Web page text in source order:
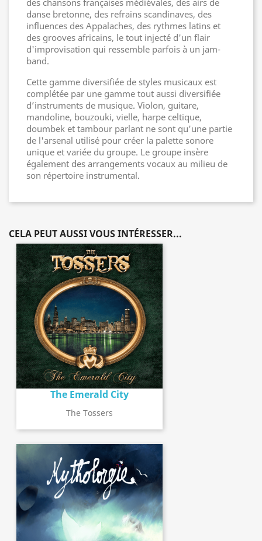
des chansons françaises médiévales, des airs de
danse bretonne, des refrains scandinaves, des
influences des Appalaches, des rythmes latins et
des grooves africains, le tout injecté d'un flair
d'improvisation qui ressemble parfois à un jam-
band.
Cette gamme diversifiée de styles musicaux est
complétée par une gamme tout aussi diversifiée
d’instruments de musique. Violon, guitare,
mandoline, bouzouki, vielle, harpe celtique,
doumbek et tambour parlant ne sont qu'une partie
de l'arsenal utilisé pour créer la palette sonore
unique et variée du groupe. Le groupe insère
également des arrangements vocaux au milieu de
son répertoire instrumental.
CELA PEUT AUSSI VOUS INTÉRESSER...
The Emerald City
The Tossers